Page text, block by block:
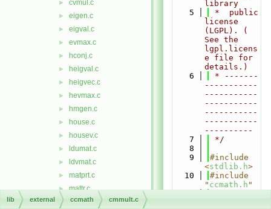
► cvmul.c
► eigen.c
► eigval.c
► evmax.c
► hconj.c
► heigval.c
► heigvec.c
► hevmax.c
► hmgen.c
► house.c
► housev.c
► ldumat.c
► ldvmat.c
► matprt.c
► mattr.c
► mcopy.c
library
    5
*  public
license
(LGPL). (
See the
lgpl.licens
e file for
details.)
    6
* -------
-----------
-----------
-----------
-----------
-----------
----------
    7
*/
    8
    9
#include
<stdlib.h>
   10
#include
" ccmath.h "
lib external ccmath cmmult.c